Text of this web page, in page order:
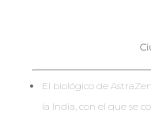
El biológico de
la India, con el que se